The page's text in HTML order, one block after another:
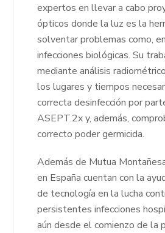
expertos en llevar a cabo
ópticos donde la luz es la
solventar problemas como,
infecciones biológicas. Su
mediante análisis
los lugares y tiempos
correcta desinfección por
ASEPT.2x y, además,
correcto poder germicida.
Además de Mutua
en España cuentan con la
de tecnología en la lucha
persistentes infecciones
aún desde el comienzo de la